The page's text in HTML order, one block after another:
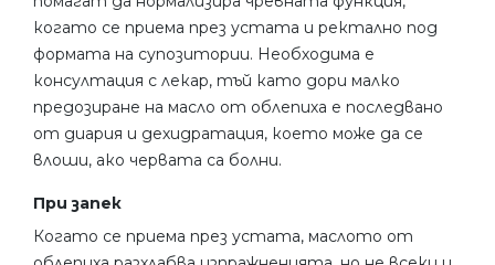
когато се приема през устата и ректално под
формата на супозитории. Необходима е
консултация с лекар, тъй като дори малко
предозиране на масло от облепиха е последвано
от диария и дехидратация, което може да се
влоши, ако червата са болни.
При запек
Когато се приема през устата, маслото от